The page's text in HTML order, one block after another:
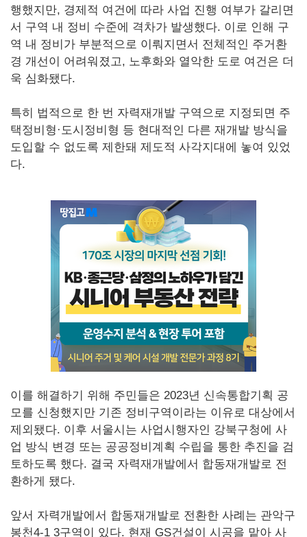
행했지만, 경제적 여건에 따라 사업 진행 여부가 갈리면
서 구역 내 정비 수준에 격차가 발생했다. 이로 인해 구
역 내 정비가 부분적으로 이뤄지면서 전체적인 주거환
경 개선이 어려워졌고, 노후화와 열악한 도로 여건은 더
욱 심화됐다.
특히 법적으로 한 번 자력재개발 구역으로 지정되면 주
택정비형·도시정비형 등 현대적인 다른 재개발 방식을
도입할 수 없도록 제한돼 제도적 사각지대에 놓여 있었
다.
이를 해결하기 위해 주민들은 2023년 신속통합기획 공
모를 신청했지만 기존 정비구역이라는 이유로 대상에서
제외됐다. 이후 서울시는 사업시행자인 강북구청에 사
업 방식 변경 또는 공공정비계획 수립을 통한 추진을 검
토하도록 했다. 결국 자력재개발에서 합동재개발로 전
환하게 됐다.
앞서 자력개발에서 합동재개발로 전환한 사례는 관악구
봉천4-1 3구역이 있다. 현재 GS건설이 시공을 맡아 사